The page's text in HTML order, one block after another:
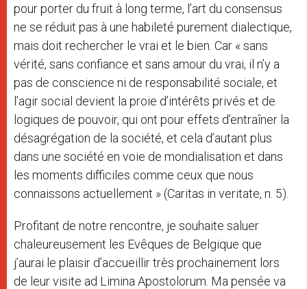
pour porter du fruit à long terme, l’art du consensus
ne se réduit pas à une habileté purement dialectique,
mais doit rechercher le vrai et le bien. Car « sans
vérité, sans confiance et sans amour du vrai, il n’y a
pas de conscience ni de responsabilité sociale, et
l’agir social devient la proie d’intérêts privés et de
logiques de pouvoir, qui ont pour effets d’entraîner la
désagrégation de la société, et cela d’autant plus
dans une société en voie de mondialisation et dans
les moments difficiles comme ceux que nous
connaissons actuellement » (Caritas in veritate, n. 5).
Profitant de notre rencontre, je souhaite saluer
chaleureusement les Evêques de Belgique que
j’aurai le plaisir d’accueillir très prochainement lors
de leur visite ad Limina Apostolorum. Ma pensée va